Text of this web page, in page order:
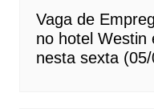
Vaga de
no hotel Westin
nesta sexta